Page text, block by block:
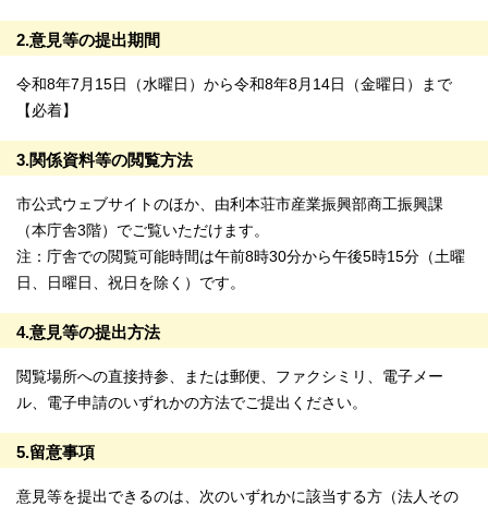
2.意見等の提出期間
令和8年7月15日（水曜日）から令和8年8月14日（金曜日）まで
【必着】
3.関係資料等の閲覧方法
市公式ウェブサイトのほか、由利本荘市産業振興部商工振興課
（本庁舎3階）でご覧いただけます。
注：庁舎での閲覧可能時間は午前8時30分から午後5時15分（土曜
日、日曜日、祝日を除く）です。
4.意見等の提出方法
閲覧場所への直接持参、または郵便、ファクシミリ、電子メー
ル、電子申請のいずれかの方法でご提出ください。
5.留意事項
意見等を提出できるのは、次のいずれかに該当する方（法人その